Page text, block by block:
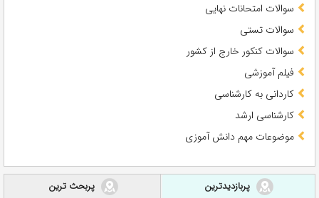
سوالات امتحانات نهایی
سوالات تستی
سوالات کنکور خارج از کشور
فیلم آموزشی
کاردانی به کارشناسی
کارشناسی ارشد
موضوعات مهم دانش آموزی
پربازدیدترین
پربحث ترین